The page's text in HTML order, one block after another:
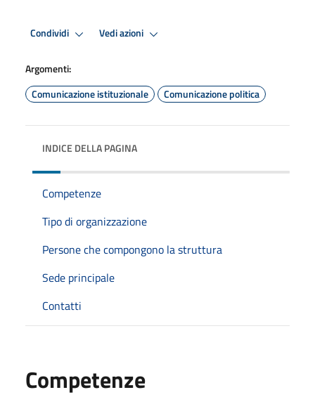
Condividi Vedi azioni
Argomenti:
Comunicazione istituzionale
Comunicazione politica
INDICE DELLA PAGINA
Competenze
Tipo di organizzazione
Persone che compongono la struttura
Sede principale
Contatti
Competenze